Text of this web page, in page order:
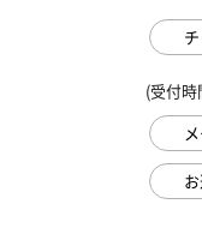
(受付